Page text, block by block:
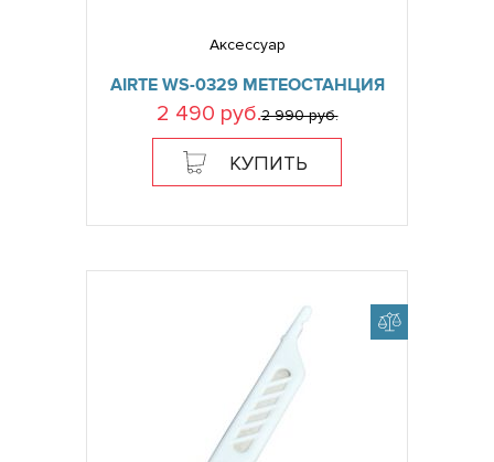
Аксессуар
AIRTE WS-0329 МЕТЕОСТАНЦИЯ
2 490 руб.2 990 руб.
КУПИТЬ